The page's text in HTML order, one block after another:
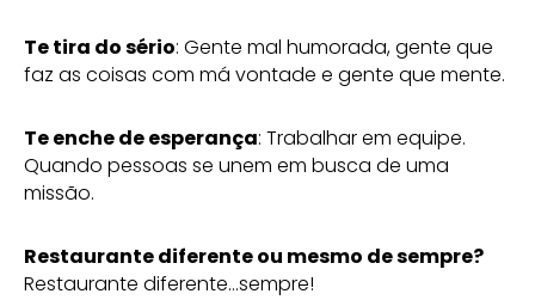
Te tira do sério: Gente mal humorada, gente que
faz as coisas com má vontade e gente que mente.
Te enche de esperança: Trabalhar em equipe.
Quando pessoas se unem em busca de uma
missão.
Restaurante diferente ou mesmo de sempre?
Restaurante diferente…sempre!